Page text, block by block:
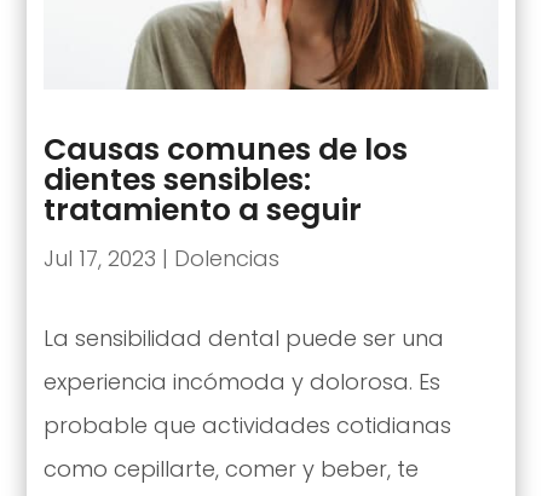
Causas comunes de los
dientes sensibles:
tratamiento a seguir
Jul 17, 2023 | Dolencias
La sensibilidad dental puede ser una
experiencia incómoda y dolorosa. Es
probable que actividades cotidianas
como cepillarte, comer y beber, te